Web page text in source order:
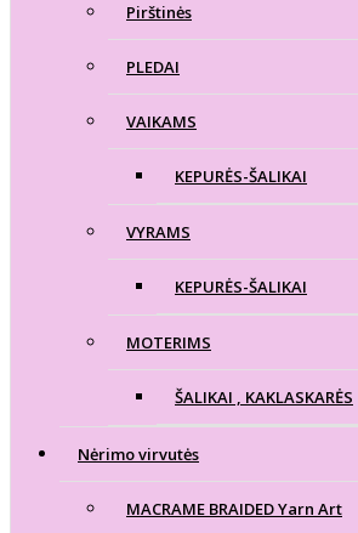
Pirštinės
PLEDAI
VAIKAMS
KEPURĖS-ŠALIKAI
VYRAMS
KEPURĖS-ŠALIKAI
MOTERIMS
ŠALIKAI , KAKLASKARĖS
Nėrimo virvutės
MACRAME BRAIDED Yarn Art